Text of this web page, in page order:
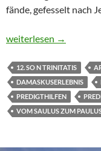
fände, gefesselt nach
12. So n Trinitatis:
weiterlesen →
12. SO N TRINITATIS
DAMASKUSERLEBNIS
PREDIGTHILFEN
VOM SAULUS ZUM